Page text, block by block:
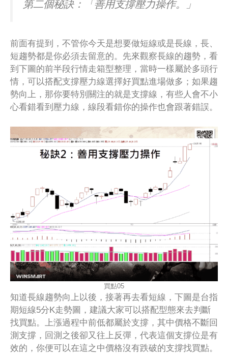
第二個秘訣：「善用支撐壓力操作。」
前面有提到，不管你今天是想要做短線或是長線，長、
短趨勢都是你必須去留意的。先來觀察長線的趨勢，看
到下圖的前半段行情走箱型整理，當時一樣屬於多頭行
情，可以搭配支撐壓力線選擇好買點進場做多；如果趨
勢向上，那你要特別關注的就是支撐線，有些人會不小
心看錯看到壓力線，線段看錯你的操作也會跟著錯誤。
買點05
知道長線趨勢向上以後，接著再去看短線，下圖是台指
期短線5分K走勢圖，建議大家可以搭配型態來去判斷
找買點。上漲過程中前低都屬於支撐，其中價格不斷回
測支撐，回測之後卻又往上反彈，代表這個支撐位是有
效的，你便可以在這之中價格沒有跌破的支撐找買點。